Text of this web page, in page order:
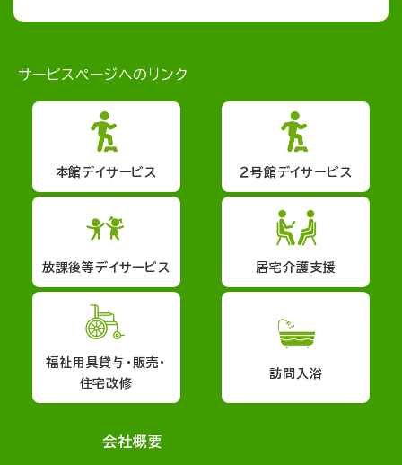
サービスページへのリンク
本館デイサービス ２号館デイサービス
放課後等デイサービス 居宅介護支援
福祉用具貸与・販売・
住宅改修
訪問入浴
会社概要